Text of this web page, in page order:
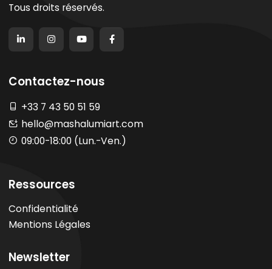
Tous droits réservés.
Contactez-nous
+33 7 43 50 51 59
hello@mashalumiart.com
09:00-18:00 (Lun.-Ven.)
Ressources
Confidentialité
Mentions Légales
Newsletter